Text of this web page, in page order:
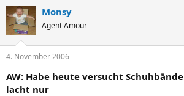
Monsy
Agent Amour
4. November 2006
AW: Habe heute versucht
lacht nur